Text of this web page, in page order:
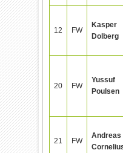
12 FW
Kasper
Dolberg
20 FW
Yussuf
Poulsen
21 FW
Andreas